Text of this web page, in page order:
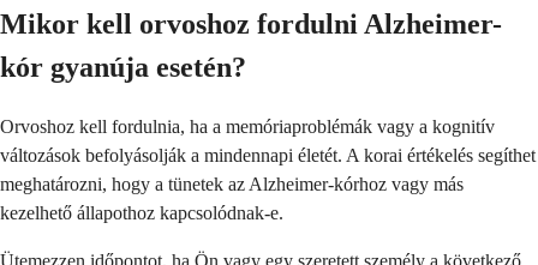
Mikor kell orvoshoz fordulni Alzheimer-
kór gyanúja esetén?
Orvoshoz kell fordulnia, ha a memóriaproblémák vagy a kognitív
változások befolyásolják a mindennapi életét. A korai értékelés segíthet
meghatározni, hogy a tünetek az Alzheimer-kórhoz vagy más
kezelhető állapothoz kapcsolódnak-e.